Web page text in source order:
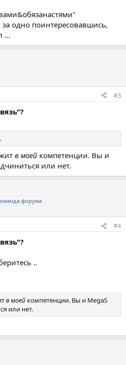
одно поинтересовавшись,
...
#3
в моей компетенции. Вы и
или нет.
форума
#4
..
в моей компетенции. Вы и MegaS
или нет.